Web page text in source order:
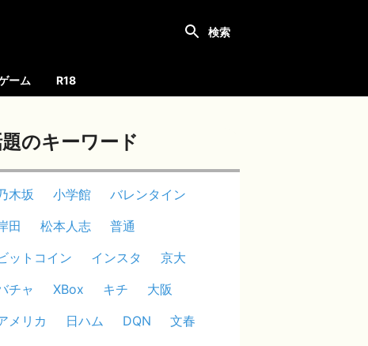
ーム R18
のキーワード
木坂 小学館
バレンタイン
田
松本人志
普通
ットコイン
インスタ
京大
チャ
XBox キチ
大阪
メリカ
日ハム DQN
文春